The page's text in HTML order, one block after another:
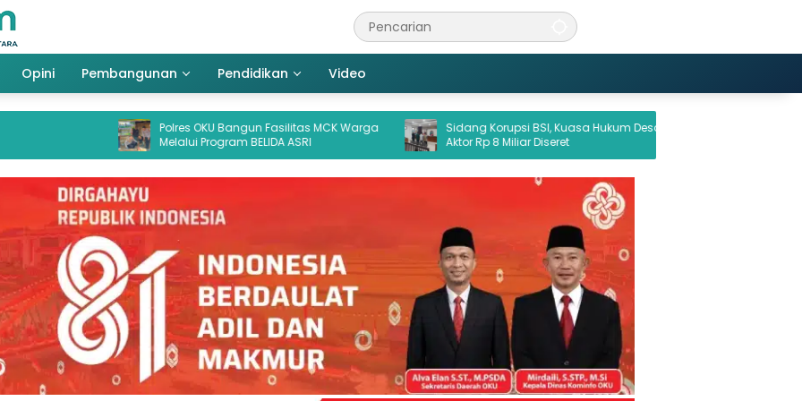
Opini Pembangunan Pendidikan Video
Polres OKU Bangun Fasilitas MCK Warga
Melalui Program BELIDA ASRI
Sidang Korupsi BSI, Kuasa Hukum Desak
Aktor Rp 8 Miliar Diseret
Pemkab OKU Perkuat Sinergi